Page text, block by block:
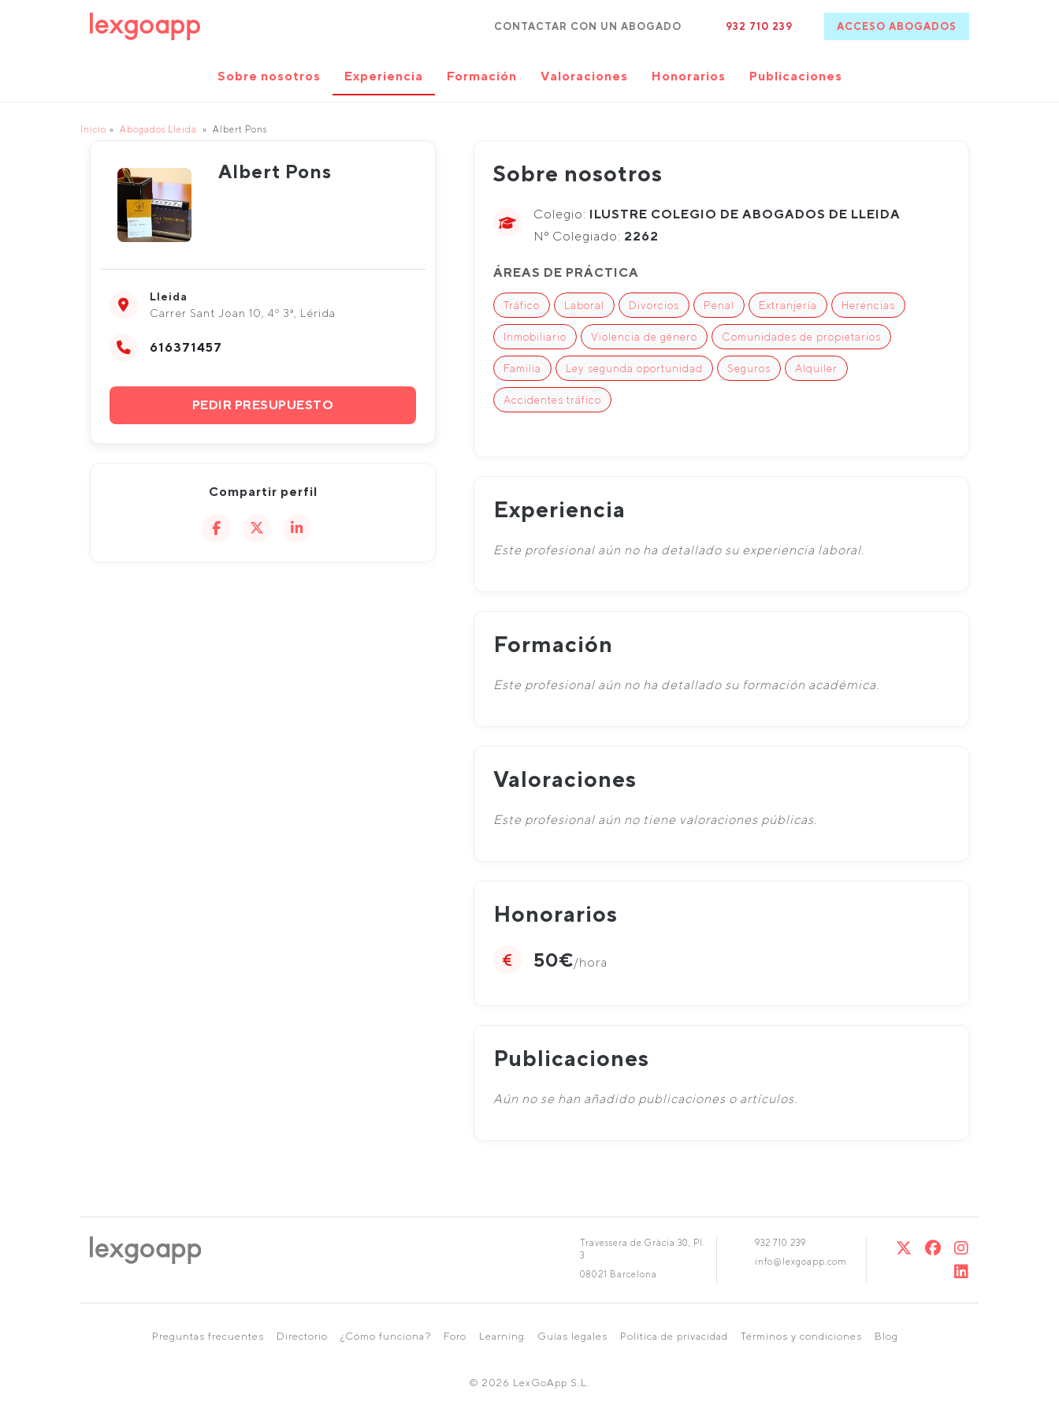
CONTACTAR CON UN ABOGADO 932 710 239 ACCESO ABOGADOS
Sobre nosotros Experiencia Formación Valoraciones Honorarios Publicaciones
Inicio Abogados Lleida Albert Pons
Albert Pons
Lleida
Carrer Sant Joan 10, 4º 3ª, Lérida
616371457
PEDIR PRESUPUESTO
Compartir perfil
Sobre nosotros
Colegio: ILUSTRE COLEGIO DE ABOGADOS DE LLEIDA
Nº Colegiado: 2262
ÁREAS DE PRÁCTICA
Tráfico Laboral Divorcios Penal Extranjería Herencias
Inmobiliario Violencia de género Comunidades de propietarios
Familia Ley segunda oportunidad Seguros Alquiler
Accidentes tráfico
Experiencia
Este profesional aún no ha detallado su experiencia laboral.
Formación
Este profesional aún no ha detallado su formación académica.
Valoraciones
Este profesional aún no tiene valoraciones públicas.
Honorarios
50€/hora
Publicaciones
Aún no se han añadido publicaciones o artículos.
Travessera de Gràcia 30, Pl.
3
08021 Barcelona
932 710 239
info@lexgoapp.com
Preguntas frecuentes Directorio ¿Cómo funciona? Foro Learning Guías legales Política de privacidad Términos y condiciones Blog
© 2026 LexGoApp S.L.